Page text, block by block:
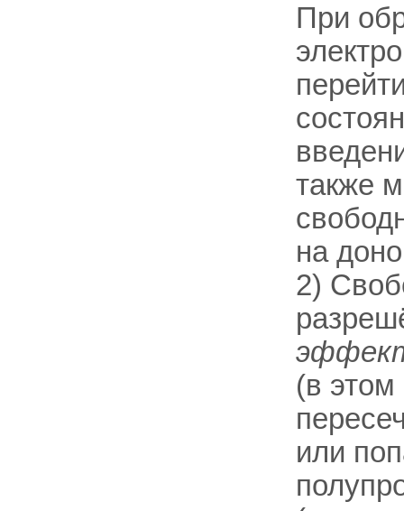
При
также
на
2)
(в
или